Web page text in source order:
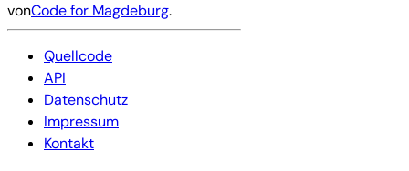
vonCode for Magdeburg.
Quellcode
API
Datenschutz
Impressum
Kontakt